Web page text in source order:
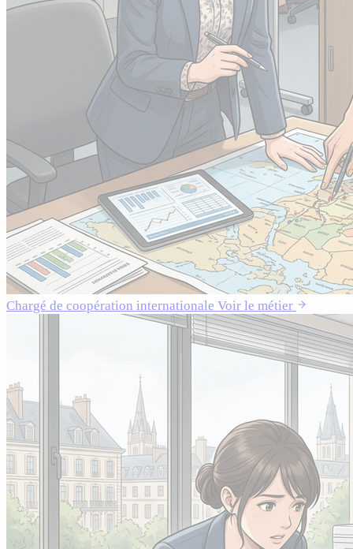
Chargé de coopération internationale Voir le métier